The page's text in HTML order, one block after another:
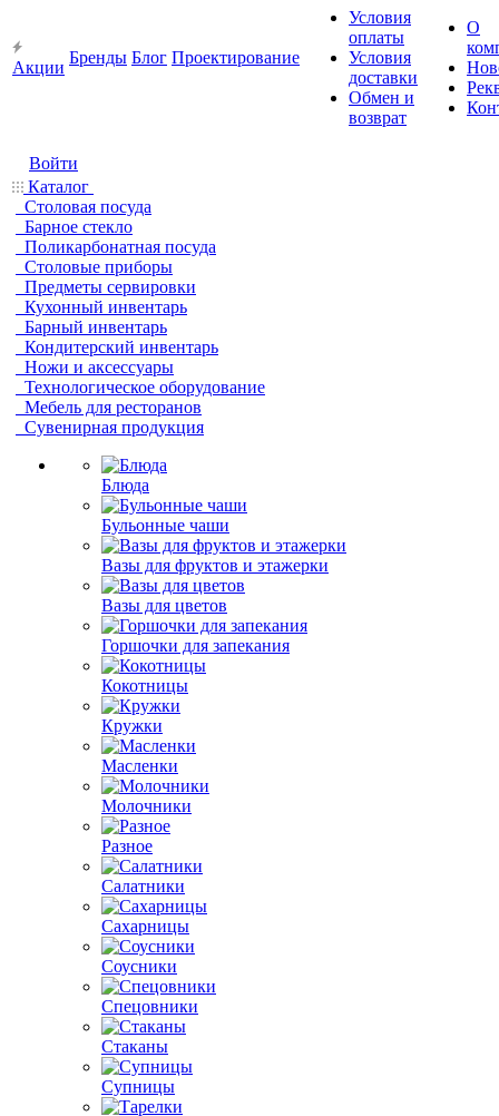
Акции
Бренды Блог Проектирование
Условия
оплаты
Условия
доставки
Обмен и
возврат
О
Войти
Каталог
Столовая посуда
Барное стекло
Поликарбонатная посуда
Столовые приборы
Предметы сервировки
Кухонный инвентарь
Барный инвентарь
Кондитерский инвентарь
Ножи и аксессуары
Технологическое оборудование
Мебель для ресторанов
Сувенирная продукция
Блюда
Бульонные чаши
Вазы для фруктов и этажерки
Вазы для цветов
Горшочки для запекания
Кокотницы
Кружки
Масленки
Молочники
Разное
Салатники
Сахарницы
Соусники
Спецовники
Стаканы
Супницы